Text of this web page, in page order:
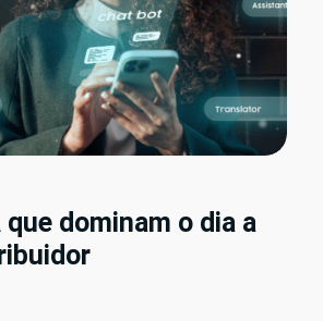
dominam o dia a